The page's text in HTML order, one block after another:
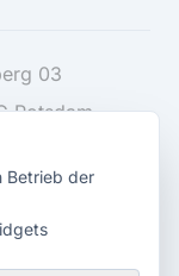
Betrieb der